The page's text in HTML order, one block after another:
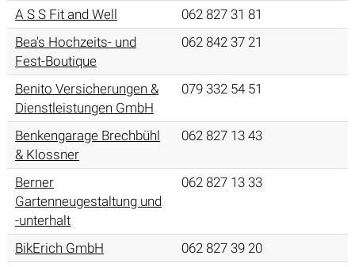
A S S Fit and Well
062 827 31 81
Bea's Hochzeits- und
Fest-Boutique
062 842 37 21
Benito Versicherungen &
Dienstleistungen GmbH
079 332 54 51
Benkengarage Brechbühl
& Klossner
062 827 13 43
Berner
Gartenneugestaltung und
-unterhalt
062 827 13 33
BikErich GmbH
062 827 39 20